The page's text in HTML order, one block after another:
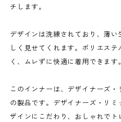
チします。
デザインは洗練されており、薄
しく見せてくれます。ポリエス
く、ムレずに快適に着用できます。
このインナーは、デザイナーズ
の製品です。デザイナーズ・リ
ザインにこだわり、おしゃれで